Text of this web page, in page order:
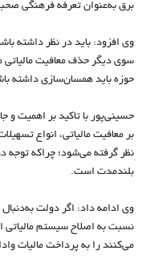
برق به‌عنوان تعرفه فرهنگی
وی افزود: باید در نظر داشته
سوی دیگر حذف معافیت مالیاتی
حوزه باید همسان‌سازی داشته
حسینی‌‌پور با تاکید بر اهمیت و
بر معافیت مالیاتی، انواع
نظر گرفته می‌شود؛ چراکه توجه
بلند‌مدت است.
وی ادامه داد: اگر دولت
نسبت به اصلاح سیستم مالیاتی
می‌کنند را به پرداخت مالیات